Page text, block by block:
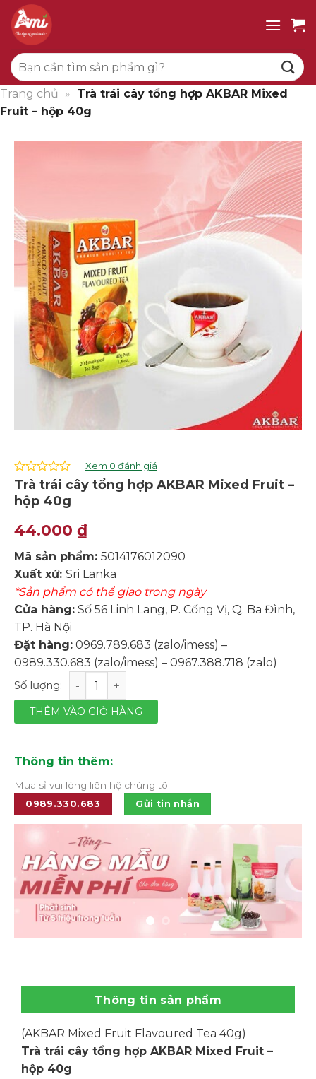
qua
dung
Tìm
kiếm:
Trang chủ » Trà trái cây tổng hợp AKBAR Mixed
Fruit – hộp 40g
0
out
of
Xem 0 đánh giá
Trà trái cây tổng hợp AKBAR Mixed Fruit –
hộp 40g
44.000 ₫
Mã sản phẩm: 5014176012090
Xuất xứ: Sri Lanka
*Sản phẩm có thể giao trong ngày
Cửa hàng:Số 56 Linh Lang, P. Cống Vị, Q. Ba Đình,
TP. Hà Nội
Đặt hàng:0969.789.683 (zalo/imess) –
0989.330.683 (zalo/imess) – 0967.388.718 (zalo)
Trà trái cây tổng hợp AKBAR Mixed Fruit - hộp 40g số
THÊM VÀO GIỎ HÀNG
Thông tin thêm:
Mua sỉ vui lòng liên hệ chúng tôi:
0989.330.683 Gửi tin nhắn
Thông tin sản phẩm
(AKBAR Mixed Fruit Flavoured Tea 40g)
Trà trái cây tổng hợp AKBAR Mixed Fruit –
hộp 40g